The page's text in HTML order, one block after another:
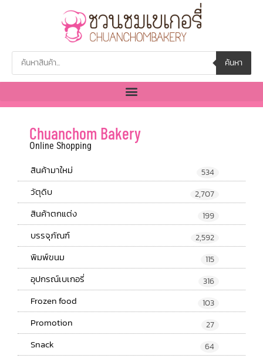
ค้นหา
Chuanchom Bakery
Online Shopping
สินค้ามาใหม่ 534
วัตุดิบ 2,707
สินค้าตกแต่ง 199
บรรจุภัณฑ์ 2,592
พิมพ์ขนม 115
อุปกรณ์เบเกอรี่ 316
Frozen food 103
Promotion 27
Snack 64